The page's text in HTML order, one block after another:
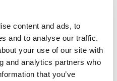
content and ads, to
and to analyse our traffic.
your use of our site with
and analytics partners who
that you’ve
met de beste ideeën
begonnen en na een